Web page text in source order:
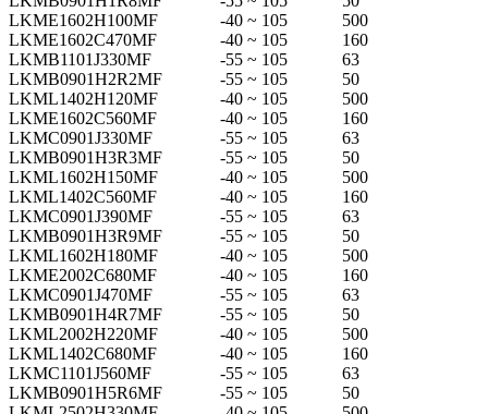
LKME1602H100MF
-40 ~ 105
500
LKME1602C470MF
-40 ~ 105
160
LKMB1101J330MF
-55 ~ 105
63
LKMB0901H2R2MF
-55 ~ 105
50
LKML1402H120MF
-40 ~ 105
500
LKME1602C560MF
-40 ~ 105
160
LKMC0901J330MF
-55 ~ 105
63
LKMB0901H3R3MF
-55 ~ 105
50
LKML1602H150MF
-40 ~ 105
500
LKML1402C560MF
-40 ~ 105
160
LKMC0901J390MF
-55 ~ 105
63
LKMB0901H3R9MF
-55 ~ 105
50
LKML1602H180MF
-40 ~ 105
500
LKME2002C680MF
-40 ~ 105
160
LKMC0901J470MF
-55 ~ 105
63
LKMB0901H4R7MF
-55 ~ 105
50
LKML2002H220MF
-40 ~ 105
500
LKML1402C680MF
-40 ~ 105
160
LKMC1101J560MF
-55 ~ 105
63
LKMB0901H5R6MF
-55 ~ 105
50